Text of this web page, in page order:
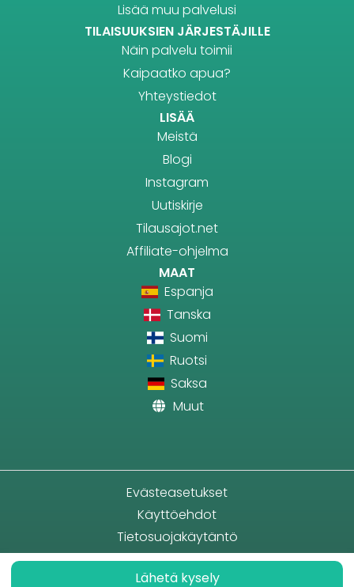
Lähetä kysely
Lisää muu palvelusi
TILAISUUKSIEN JÄRJESTÄJILLE
Näin palvelu toimii
Kaipaatko apua?
Yhteystiedot
LISÄÄ
Meistä
Blogi
Instagram
Uutiskirje
Tilausajot.net
Affiliate-ohjelma
MAAT
Espanja
Tanska
Suomi
Ruotsi
Saksa
Muut
Evästeasetukset
Käyttöehdot
Tietosuojakäytäntö